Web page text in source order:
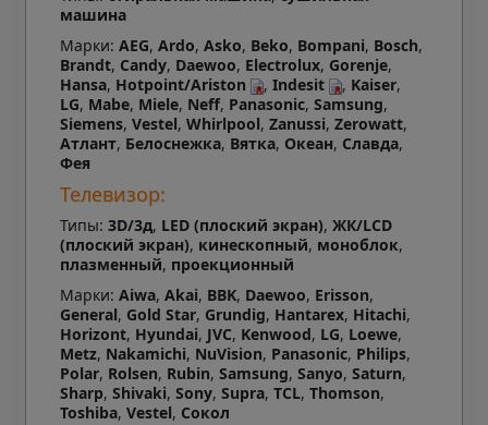
машина
Марки: AEG, Ardo, Asko, Beko, Bompani, Bosch,
Brandt, Candy, Daewoo, Electrolux, Gorenje,
Hansa, Hotpoint/Ariston , Indesit , Kaiser,
LG, Mabe, Miele, Neff, Panasonic, Samsung,
Siemens, Vestel, Whirlpool, Zanussi, Zerowatt,
Атлант, Белоснежка, Вятка, Океан, Славда,
Фея
Телевизор:
Типы: 3D/3д, LED (плоский экран), ЖК/LCD
(плоский экран), кинескопный, моноблок,
плазменный, проекционный
Марки: Aiwa, Akai, BBK, Daewoo, Erisson,
General, Gold Star, Grundig, Hantarex, Hitachi,
Horizont, Hyundai, JVC, Kenwood, LG, Loewe,
Metz, Nakamichi, NuVision, Panasonic, Philips,
Polar, Rolsen, Rubin, Samsung, Sanyo, Saturn,
Sharp, Shivaki, Sony, Supra, TCL, Thomson,
Toshiba, Vestel, Сокол